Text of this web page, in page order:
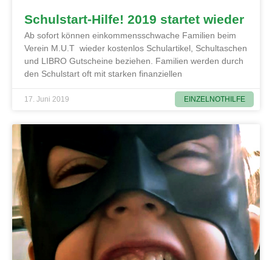
EINZELNOTHILFE
Schulstart-Hilfe! 2019 startet wieder
Ab sofort können einkommensschwache Familien beim
Verein M.U.T wieder kostenlos Schulartikel, Schultaschen
und LIBRO Gutscheine beziehen. Familien werden durch
den Schulstart oft mit starken finanziellen
17. Juni 2019